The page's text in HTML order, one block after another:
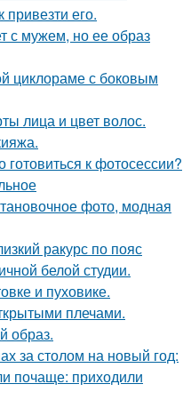
привезти его.
с мужем, но ее образ
циклораме с боковым
лица и цвет волос.
к фотосессии?
фото, модная
ракурс по пояс
белой студии.
и пуховике.
плечами.
образ.
за столом на новый год:
почаще: приходили